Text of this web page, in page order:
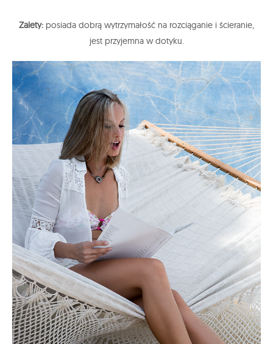
Zalety: posiada dobrą wytrzymałość na rozciąganie i ścieranie,
jest przyjemna w dotyku.